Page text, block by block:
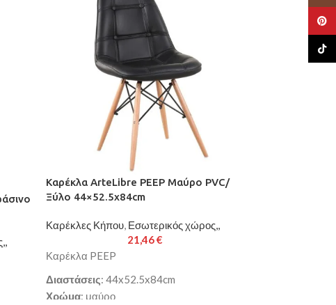
Καρέκλα ArteLibre PEEP Μαύρο PVC/
Ξύλο 44×52.5x84cm
Καρέκλες Κήπου, Εσωτερικός χώρος,,
21,46€
Καρέκλα PEEP
Διαστάσεις: 44x52.5x84cm
Χρώμα: μαύρο